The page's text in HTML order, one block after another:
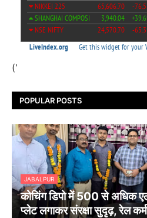
('
POPULAR POSTS
JABALPUR
कोचिंग डिपो में 500 से अधिक
प्लेट लगाकर संरक्षा सुदृढ़, रेल